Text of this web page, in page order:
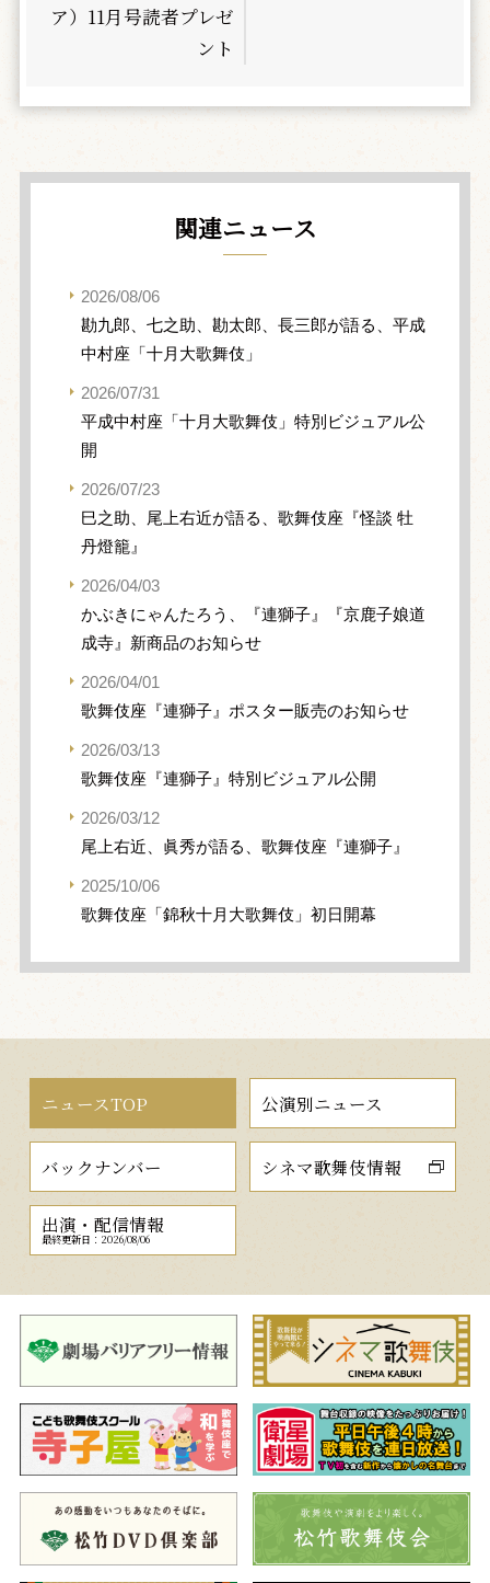
ア）11月号読者プレゼ
ント
関連ニュース
2026/08/06
勘九郎、七之助、勘太郎、長三郎が語る、平成
中村座「十月大歌舞伎」
2026/07/31
平成中村座「十月大歌舞伎」特別ビジュアル公
開
2026/07/23
巳之助、尾上右近が語る、歌舞伎座『怪談 牡
丹燈籠』
2026/04/03
かぶきにゃんたろう、『連獅子』『京鹿子娘道
成寺』新商品のお知らせ
2026/04/01
歌舞伎座『連獅子』ポスター販売のお知らせ
2026/03/13
歌舞伎座『連獅子』特別ビジュアル公開
2026/03/12
尾上右近、眞秀が語る、歌舞伎座『連獅子』
2025/10/06
歌舞伎座「錦秋十月大歌舞伎」初日開幕
ニュースTOP 公演別ニュース
バックナンバー シネマ歌舞伎情報
出演・配信情報
最終更新日：2026/08/06